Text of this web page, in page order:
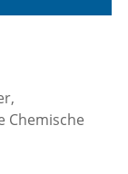
Chemische